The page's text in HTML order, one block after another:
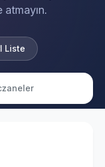
atmayın.
Liste